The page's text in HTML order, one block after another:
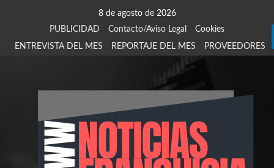
8 de agosto de 2026
PUBLICIDAD
Contacto/Aviso Legal
Cookies
ENTREVISTA DEL MES
REPORTAJE DEL MES PROVEEDORES